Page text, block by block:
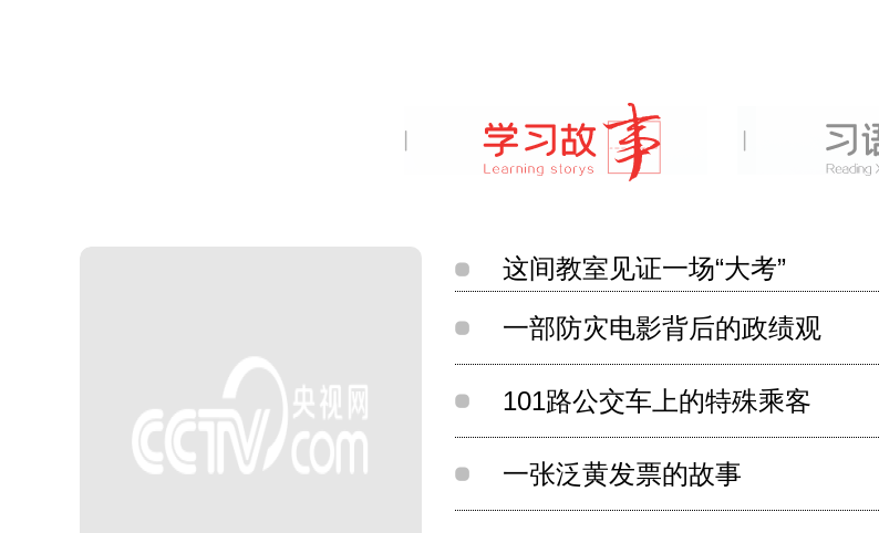
这间教室见证一场“大考”
一部防灾电影背后的政绩观
101路公交车上的特殊乘客
一张泛黄发票的故事